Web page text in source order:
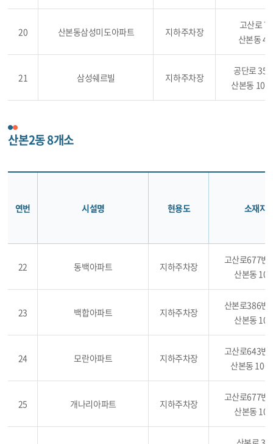
20 산본동삼성미도아파트 지하주차장
고산로
산본동
21 삼성쉐르빌 지하주차장
공단로
산본동
산본2동 8개소
연번 시설명 현용도 소재지
22 동백아파트 지하주차장
고산로677번
산본동
23 백합아파트 지하주차장
산본로386번
산본동
24 모란아파트 지하주차장
고산로643번
산본동
25 개나리아파트 지하주차장
고산로677번
산본동